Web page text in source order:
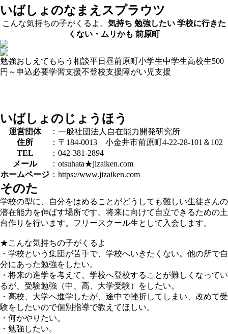
いばしょのなまえ スプラウツ
こんな気持ちの子がくるよ。 気持ち 勉強したい 学校に行きた
くない・ムリかも 前原町
勉強おしえてもらう 相談平日昼前原町小学生中学生高校生500
円～ 申込必要学習支援不登校支援障がい児支援
いばしょのじょうほう
運営団体
：一般社団法人自在能力開発研究所
住所
：〒184-0013 小金井市前原町4-22-28-101＆102
TEL
：042-381-2894
メール
：otsuhata★jizaiken.com
ホームページ ：https://www.jizaiken.com
そのた
学校の型に、自分をはめることがどうしても難しい生徒さんの
潜在能力を伸ばす場所です。将来に向けて自立できるための土
台作りを行います。フリースクール生として入会します。
★こんな気持ちの子がくるよ
・学校という集団が苦手で、学校へいきたくない。他の所で自
分にあった勉強をしたい。
・将来の進学を考えて、学校へ登校することが難しくなってい
るが、受験勉強（中、高、大学受験）をしたい。
・高校、大学へ進学したが、途中で挫折してしまい、改めて受
験をしたいので個別指導で教えてほしい。
・何かやりたい。
・勉強したい。